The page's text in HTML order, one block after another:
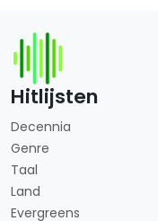
Hitlijsten
Decennia
Genre
Taal
Land
Evergreens